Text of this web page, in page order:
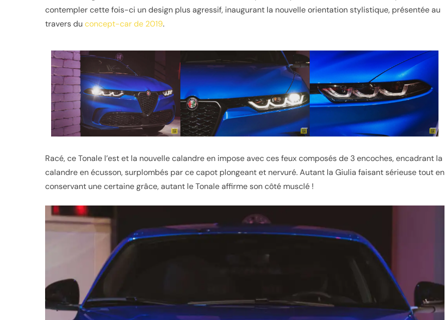
contempler cette fois-ci un design plus agressif, inaugurant la nouvelle orientation stylistique, présentée au
travers du concept-car de 2019.
Racé, ce Tonale l’est et la nouvelle calandre en impose avec ces feux composés de 3 encoches, encadrant la
calandre en écusson, surplombés par ce capot plongeant et nervuré. Autant la Giulia faisant sérieuse tout en
conservant une certaine grâce, autant le Tonale affirme son côté musclé !